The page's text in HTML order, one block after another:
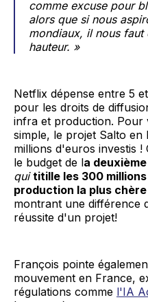
comme excuse pour
alors que si nous
mondiaux, il nous faut
hauteur. »
Netflix dépense entre 5
pour les droits de
infra et production.
simple, le projet Salto
millions d'euros investis
le budget de la
quititille les 300
production la plus
montrant une différence
réussite d'un projet!
François pointe
mouvement en France,
régulations comme l'IA